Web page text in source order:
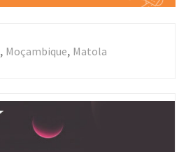
, Moçambique, Matola